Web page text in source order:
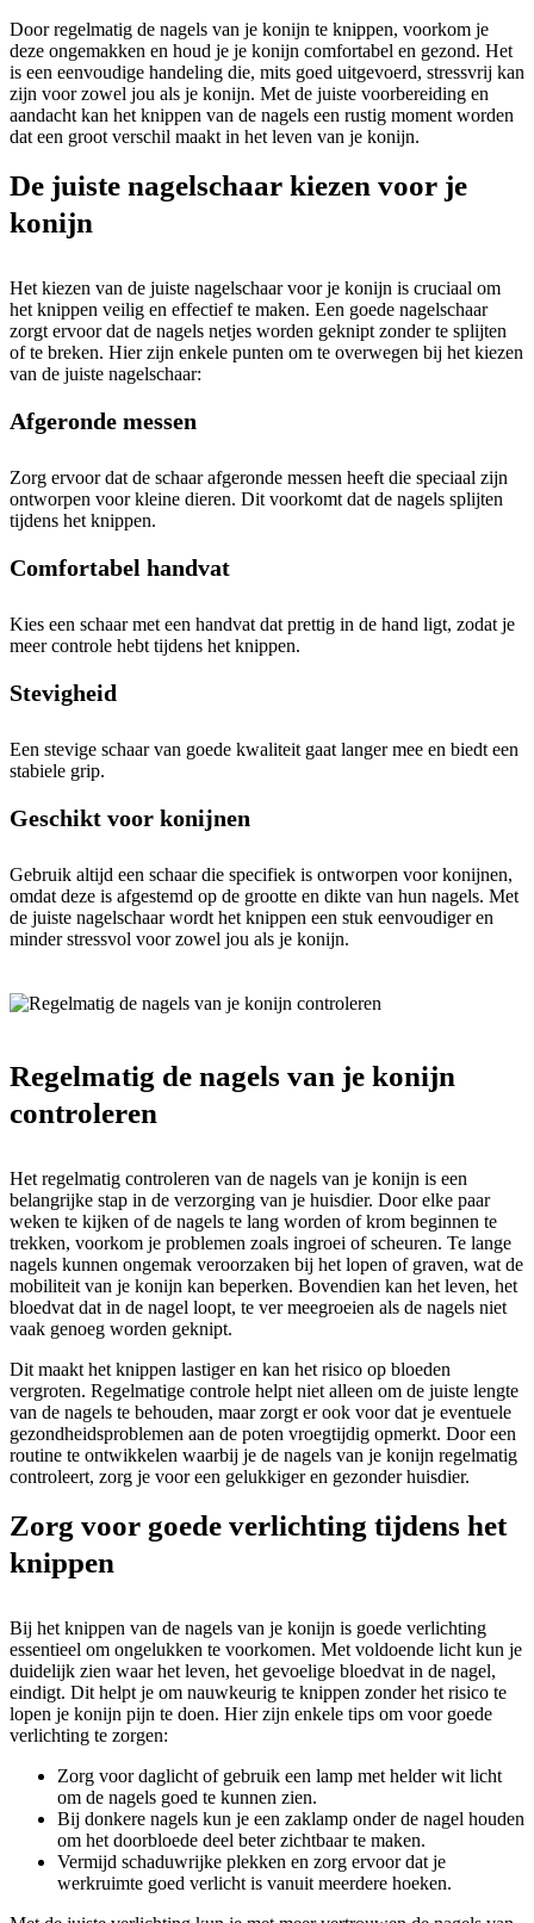
Door regelmatig de nagels van je konijn te knippen, voorkom je
deze ongemakken en houd je je konijn comfortabel en gezond. Het
is een eenvoudige handeling die, mits goed uitgevoerd, stressvrij kan
zijn voor zowel jou als je konijn. Met de juiste voorbereiding en
aandacht kan het knippen van de nagels een rustig moment worden
dat een groot verschil maakt in het leven van je konijn.
De juiste nagelschaar kiezen voor je
konijn
Het kiezen van de juiste nagelschaar voor je konijn is cruciaal om
het knippen veilig en effectief te maken. Een goede nagelschaar
zorgt ervoor dat de nagels netjes worden geknipt zonder te splijten
of te breken. Hier zijn enkele punten om te overwegen bij het kiezen
van de juiste nagelschaar:
Afgeronde messen
Zorg ervoor dat de schaar afgeronde messen heeft die speciaal zijn
ontworpen voor kleine dieren. Dit voorkomt dat de nagels splijten
tijdens het knippen.
Comfortabel handvat
Kies een schaar met een handvat dat prettig in de hand ligt, zodat je
meer controle hebt tijdens het knippen.
Stevigheid
Een stevige schaar van goede kwaliteit gaat langer mee en biedt een
stabiele grip.
Geschikt voor konijnen
Gebruik altijd een schaar die specifiek is ontworpen voor konijnen,
omdat deze is afgestemd op de grootte en dikte van hun nagels. Met
de juiste nagelschaar wordt het knippen een stuk eenvoudiger en
minder stressvol voor zowel jou als je konijn.
Regelmatig de nagels van je konijn
controleren
Het regelmatig controleren van de nagels van je konijn is een
belangrijke stap in de verzorging van je huisdier. Door elke paar
weken te kijken of de nagels te lang worden of krom beginnen te
trekken, voorkom je problemen zoals ingroei of scheuren. Te lange
nagels kunnen ongemak veroorzaken bij het lopen of graven, wat de
mobiliteit van je konijn kan beperken. Bovendien kan het leven, het
bloedvat dat in de nagel loopt, te ver meegroeien als de nagels niet
vaak genoeg worden geknipt.
Dit maakt het knippen lastiger en kan het risico op bloeden
vergroten. Regelmatige controle helpt niet alleen om de juiste lengte
van de nagels te behouden, maar zorgt er ook voor dat je eventuele
gezondheidsproblemen aan de poten vroegtijdig opmerkt. Door een
routine te ontwikkelen waarbij je de nagels van je konijn regelmatig
controleert, zorg je voor een gelukkiger en gezonder huisdier.
Zorg voor goede verlichting tijdens het
knippen
Bij het knippen van de nagels van je konijn is goede verlichting
essentieel om ongelukken te voorkomen. Met voldoende licht kun je
duidelijk zien waar het leven, het gevoelige bloedvat in de nagel,
eindigt. Dit helpt je om nauwkeurig te knippen zonder het risico te
lopen je konijn pijn te doen. Hier zijn enkele tips om voor goede
verlichting te zorgen:
Zorg voor daglicht of gebruik een lamp met helder wit licht
om de nagels goed te kunnen zien.
Bij donkere nagels kun je een zaklamp onder de nagel houden
om het doorbloede deel beter zichtbaar te maken.
Vermijd schaduwrijke plekken en zorg ervoor dat je
werkruimte goed verlicht is vanuit meerdere hoeken.